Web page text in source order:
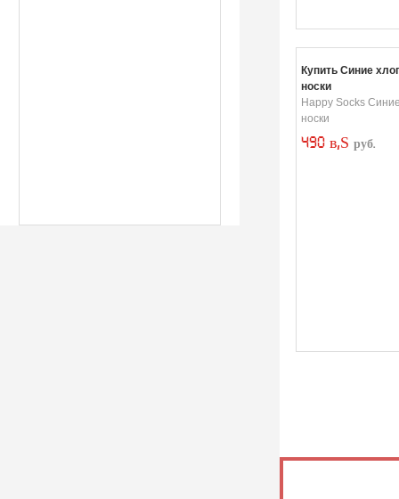
Купить Синие
носки
Happy Socks
носки
490 в‚Ѕ руб.